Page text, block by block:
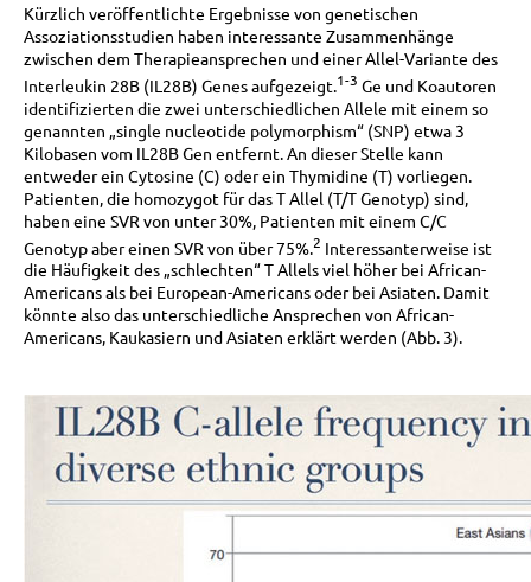
Kürzlich veröffentlichte Ergebnisse von genetischen
Assoziationsstudien haben interessante Zusammenhänge
zwischen dem Therapieansprechen und einer Allel-Variante des
Interleukin 28B (IL28B) Genes aufgezeigt. 1-3 Ge und Koautoren
identifizierten die zwei unterschiedlichen Allele mit einem so
genannten „single nucleotide polymorphism“ (SNP) etwa 3
Kilobasen vom IL28B Gen entfernt. An dieser Stelle kann
entweder ein Cytosine (C) oder ein Thymidine (T) vorliegen.
Patienten, die homozygot für das T Allel (T/T Genotyp) sind,
haben eine SVR von unter 30%, Patienten mit einem C/C
Genotyp aber einen SVR von über 75%. 2 Interessanterweise ist
die Häufigkeit des „schlechten“ T Allels viel höher bei African-
Americans als bei European-Americans oder bei Asiaten. Damit
könnte also das unterschiedliche Ansprechen von African-
Americans, Kaukasiern und Asiaten erklärt werden (Abb. 3).